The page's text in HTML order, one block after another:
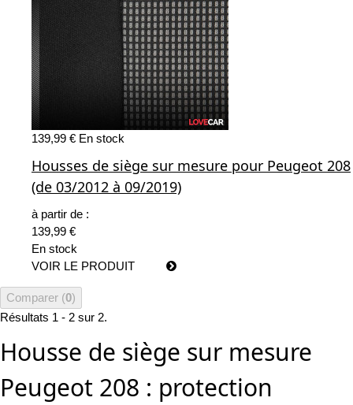
139,99 € En stock
Housses de siège sur mesure pour Peugeot 208
(de 03/2012 à 09/2019)
à partir de :
139,99 €
En stock
VOIR LE PRODUIT
Comparer (0)
Résultats 1 - 2 sur 2.
Housse de siège sur mesure
Peugeot 208 : protection